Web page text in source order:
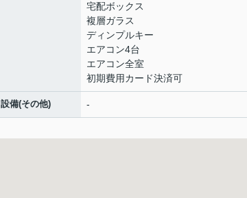
宅配ボックス
複層ガラス
ディンプルキー
エアコン4台
エアコン全室
初期費用カード決済可
設備(その他) -